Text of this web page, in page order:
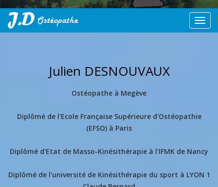
Julien DESNOUVAUX
Ostéopathe à Megève
Diplômé de l'Ecole Française Supérieure d'Ostéopathie
(EFSO) à Paris
Diplômé d'Etat de Masso-Kinésithérapie à l'IFMK de Nancy
Diplômé de l'université de Kinésithérapie du sport à LYON 1